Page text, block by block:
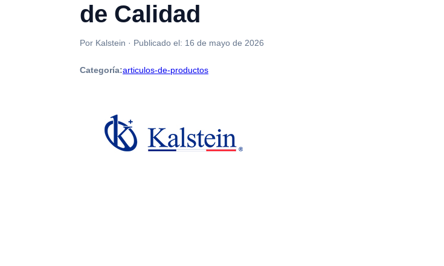
de Calidad
Por Kalstein · Publicado el: 16 de mayo de 2026
Categoría:articulos-de-productos